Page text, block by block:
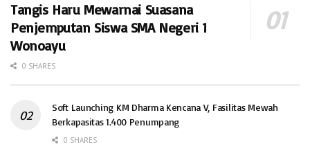
Tangis Haru Mewarnai Suasana
Penjemputan Siswa SMA Negeri 1
Wonoayu
0 SHARES
Soft Launching KM Dharma Kencana V, Fasilitas Mewah
Berkapasitas 1.400 Penumpang
0 SHARES